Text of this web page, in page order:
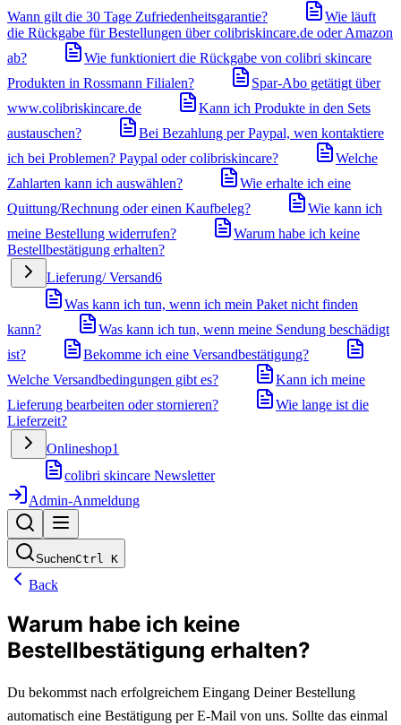
Wann gilt die 30 Tage Zufriedenheitsgarantie?
Wie läuft
die Rückgabe für Bestellungen über colibriskincare.de oder Amazon
ab?
Wie funktioniert die Rückgabe von colibri skincare
Produkten in Rossmann Filialen?
Spar-Abo getätigt über
www.colibriskincare.de
Kann ich Produkte in den Sets
austauschen?
Bei Bezahlung per Paypal, wen kontaktiere
ich bei Problemen? Paypal oder colibriskincare?
Welche
Zahlarten kann ich auswählen?
Wie erhalte ich eine
Quittung/Rechnung oder einen Kaufbeleg?
Wie kann ich
meine Bestellung widerrufen?
Warum habe ich keine
Bestellbestätigung erhalten?
Lieferung/ Versand6
Was kann ich tun, wenn ich mein Paket nicht finden
kann?
Was kann ich tun, wenn meine Sendung beschädigt
ist?
Bekomme ich eine Versandbestätigung?
Welche Versandbedingungen gibt es?
Kann ich meine
Lieferung bearbeiten oder stornieren?
Wie lange ist die
Lieferzeit?
Onlineshop1
colibri skincare Newsletter
Admin-Anmeldung
SuchenCtrl K
Back
Warum habe ich keine
Bestellbestätigung erhalten?
Du bekommst nach erfolgreichem Eingang Deiner Bestellung
automatisch eine Bestätigung per E-Mail von uns. Sollte das einmal